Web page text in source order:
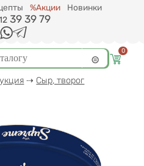
%Акции
Новинки
39 39 79
0
⇢ Сыр, творог